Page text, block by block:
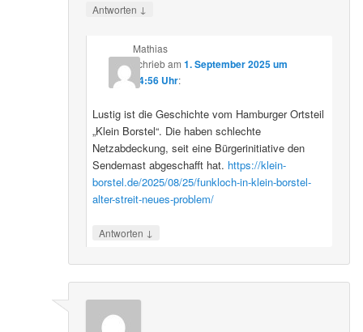
Antworten ↓
Mathias
schriebam 1. September 2025 um
14:56 Uhr:
Lustig ist die Geschichte vom Hamburger Ortsteil
„Klein Borstel“. Die haben schlechte
Netzabdeckung, seit eine Bürgerinitiative den
Sendemast abgeschafft hat. https://klein-
borstel.de/2025/08/25/funkloch-in-klein-borstel-
alter-streit-neues-problem/
Antworten ↓